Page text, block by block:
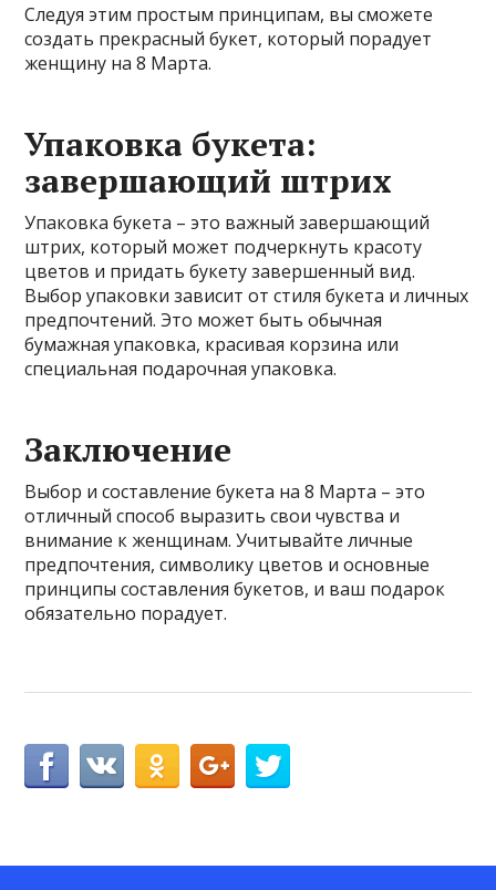
Следуя этим простым принципам, вы сможете
создать прекрасный букет, который порадует
женщину на 8 Марта.
Упаковка букета:
завершающий штрих
Упаковка букета – это важный завершающий
штрих, который может подчеркнуть красоту
цветов и придать букету завершенный вид.
Выбор упаковки зависит от стиля букета и личных
предпочтений. Это может быть обычная
бумажная упаковка, красивая корзина или
специальная подарочная упаковка.
Заключение
Выбор и составление букета на 8 Марта – это
отличный способ выразить свои чувства и
внимание к женщинам. Учитывайте личные
предпочтения, символику цветов и основные
принципы составления букетов, и ваш подарок
обязательно порадует.